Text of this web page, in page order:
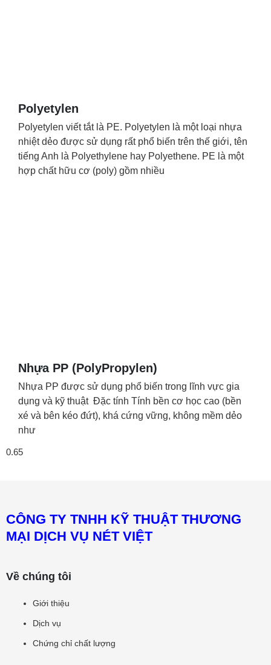
Polyetylen
Polyetylen viết tắt là PE. Polyetylen là một loại nhựa
nhiệt dẻo được sử dụng rất phổ biến trên thế giới, tên
tiếng Anh là Polyethylene hay Polyethene. PE là một
hợp chất hữu cơ (poly) gồm nhiều
Nhựa PP (PolyPropylen)
Nhựa PP được sử dụng phổ biến trong lĩnh vực gia
dụng và kỹ thuật Đặc tính Tính bền cơ học cao (bền
xé và bên kéo đứt), khá cứng vững, không mềm dẻo
như
CÔNG TY TNHH KỸ THUẬT THƯƠNG
MẠI DỊCH VỤ NÉT VIỆT
Về chúng tôi
Giới thiệu
Dịch vụ
Chứng chỉ chất lượng